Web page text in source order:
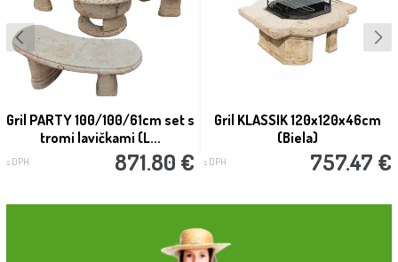
Gril PARTY 100/100/61cm set s
tromi lavičkami (L...
s DPH 871.80 €
Gril KLASSIK 120x120x46cm
(Biela)
s DPH 757.47 €